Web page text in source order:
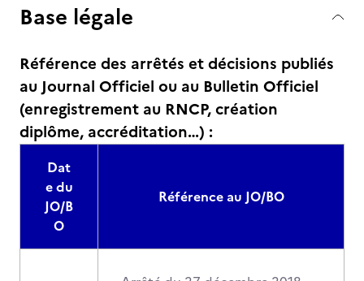
Base légale
Référence des arrêtés et décisions publiés
au Journal Officiel ou au Bulletin Officiel
(enregistrement au RNCP, création
diplôme, accréditation…) :
Dat
e du
JO/B
O
Référence au JO/BO